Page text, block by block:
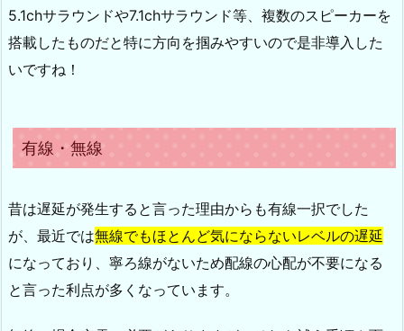
5.1chサラウンドや7.1chサラウンド等、複数のスピーカーを
搭載したものだと特に方向を掴みやすいので是非導入した
いですね！
有線・無線
昔は遅延が発生すると言った理由からも有線一択でした
が、最近では無線でもほとんど気にならないレベルの遅延
になっており、寧ろ線がないため配線の心配が不要になる
と言った利点が多くなっています。